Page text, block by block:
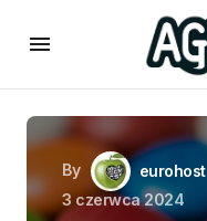
By
eurohost
3 czerwca 2024